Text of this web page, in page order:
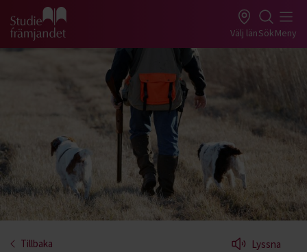
Gå till studiefrämjandets startsida Välj länSökMeny
Tillbaka Lyssna